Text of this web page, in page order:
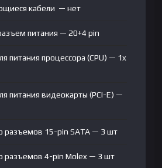
кабели — нет
питания — 20+4 pin
питания процессора (CPU) — 1x
питания видеокарты (PCI-E) —
разъемов 15-pin SATA — 3 шт
разъемов 4-pin Molex — 3 шт